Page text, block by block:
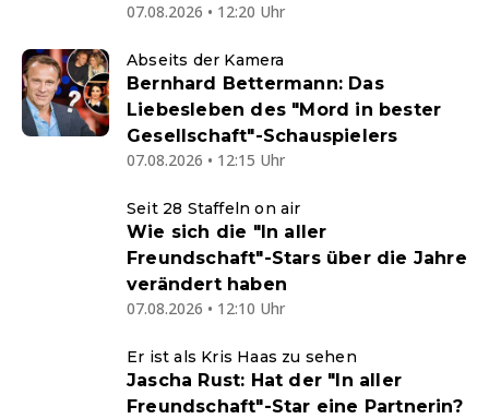
07.08.2026 • 12:20 Uhr
Abseits der Kamera
Bernhard Bettermann: Das
Liebesleben des "Mord in bester
Gesellschaft"-Schauspielers
07.08.2026 • 12:15 Uhr
Seit 28 Staffeln on air
Wie sich die "In aller
Freundschaft"-Stars über die Jahre
verändert haben
07.08.2026 • 12:10 Uhr
Er ist als Kris Haas zu sehen
Jascha Rust: Hat der "In aller
Freundschaft"-Star eine Partnerin?